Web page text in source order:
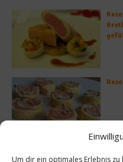
Um dir ein optimales Erlebnis